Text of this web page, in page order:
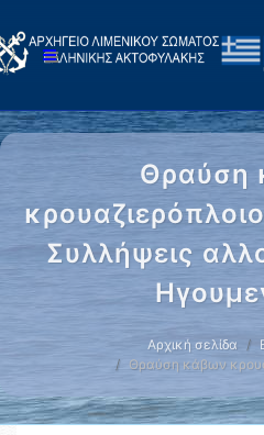
Θραύση
Συλλήψεις
Αρχική σελίδα
Θραύση κάβων